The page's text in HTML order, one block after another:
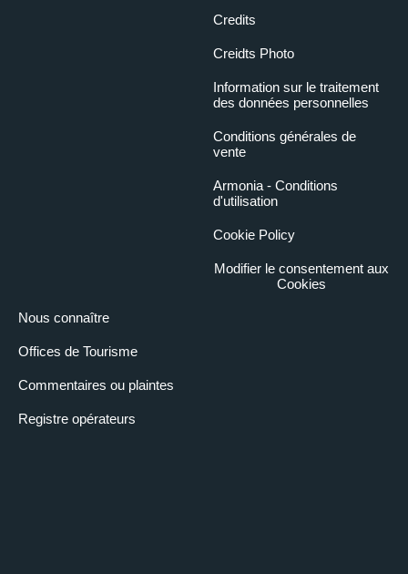
Nous connaître
Offices de Tourisme
Commentaires ou plaintes
Registre opérateurs
Credits
Creidts Photo
Information sur le traitement
des données personnelles
Conditions générales de
vente
Armonia - Conditions
d'utilisation
Cookie Policy
Modifier le consentement aux
Cookies